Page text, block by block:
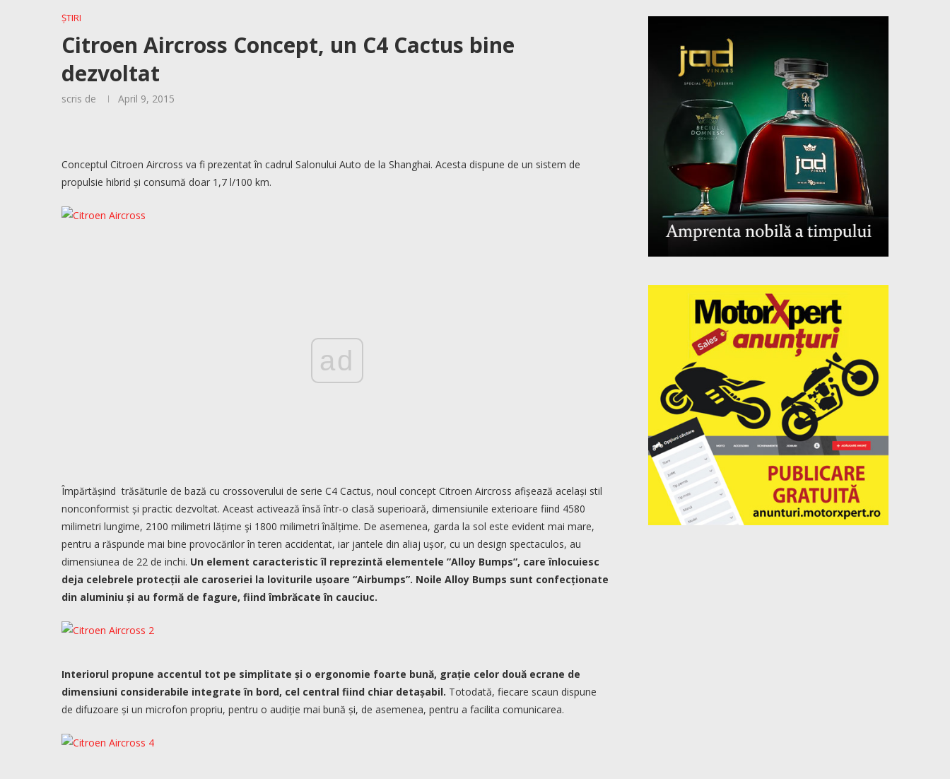
ȘTIRI
Citroen Aircross Concept, un C4 Cactus bine
dezvoltat
scris de April 9, 2015
Conceptul Citroen Aircross va fi prezentat în cadrul Salonului Auto de la Shanghai. Acesta dispune de un sistem de
propulsie hibrid și consumă doar 1,7 l/100 km.
ad
Împărtășind trăsăturile de bază cu crossoverului de serie C4 Cactus, noul concept Citroen Aircross afișează același stil
nonconformist și practic dezvoltat. Aceast activează însă într-o clasă superioară, dimensiunile exterioare fiind 4580
milimetri lungime, 2100 milimetri lățime şi 1800 milimetri înălțime. De asemenea, garda la sol este evident mai mare,
pentru a răspunde mai bine provocărilor în teren accidentat, iar jantele din aliaj ușor, cu un design spectaculos, au
dimensiunea de 22 de inchi. Un element caracteristic îl reprezintă elementele ”Alloy Bumps”, care înlocuiesc
deja celebrele protecții ale caroseriei la loviturile ușoare “Airbumps”. Noile Alloy Bumps sunt confecționate
din aluminiu și au formă de fagure, fiind îmbrăcate în cauciuc.
Interiorul propune accentul tot pe simplitate și o ergonomie foarte bună, grație celor două ecrane de
dimensiuni considerabile integrate în bord, cel central fiind chiar detașabil. Totodată, fiecare scaun dispune
de difuzoare și un microfon propriu, pentru o audiție mai bună și, de asemenea, pentru a facilita comunicarea.